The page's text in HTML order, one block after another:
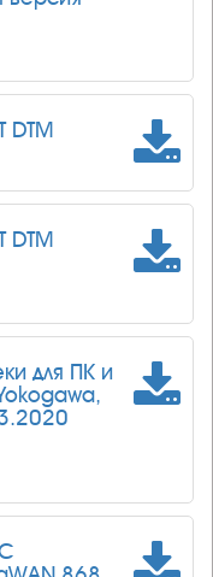
DTM
DTM
для ПК и